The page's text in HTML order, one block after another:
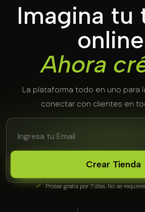
Imagina tu
Ahora
La plataforma todo en uno para
conectar con clientes en
Crear Tienda
Probar gratis por 7 días. No se